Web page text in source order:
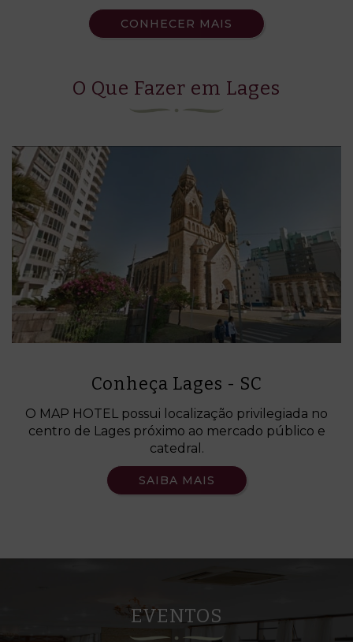
CONHECER MAIS
O Que Fazer em Lages
Conheça Lages - SC
O MAP HOTEL possui localização privilegiada no
centro de Lages próximo ao mercado público e
catedral.
SAIBA MAIS
EVENTOS